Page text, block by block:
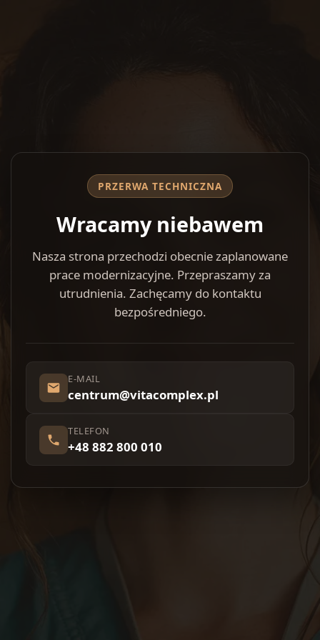
PRZERWA TECHNICZNA
Wracamy niebawem
Nasza strona przechodzi obecnie zaplanowane
prace modernizacyjne. Przepraszamy za
utrudnienia. Zachęcamy do kontaktu
bezpośredniego.
E-MAIL
centrum@vitacomplex.pl
TELEFON
+48 882 800 010